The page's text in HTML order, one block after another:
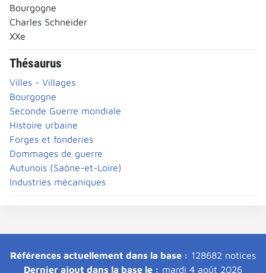
Bourgogne
Charles Schneider
XXe
Thésaurus
Villes - Villages
Bourgogne
Seconde Guerre mondiale
Histoire urbaine
Forges et fonderies
Dommages de guerre
Autunois (Saône-et-Loire)
Industries mécaniques
Références actuellement dans la base : 128682 notices
Dernier ajout dans la base le : mardi 4 août 2026